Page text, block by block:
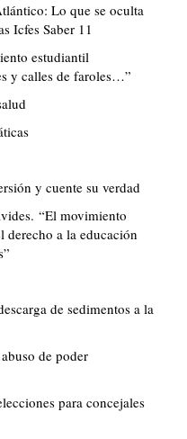
Lo que se oculta
Icfes Saber 11
estudiantil
y calles de faroles…”
y cuente su verdad
“El movimiento
derecho a la educación
de sedimentos a la
de poder
para concejales